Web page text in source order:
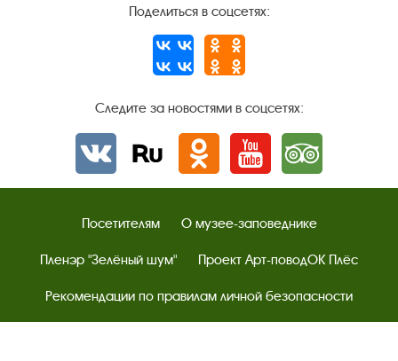
Поделиться в соцсетях:
Следите за новостями в соцсетях:
Вконтактеrutube Одноклассники
YouTube Трипадвизор
Посетителям О музее-заповеднике
Пленэр "Зелёный шум" Проект Арт-поводОК Плёс
Рекомендации по правилам личной безопасности